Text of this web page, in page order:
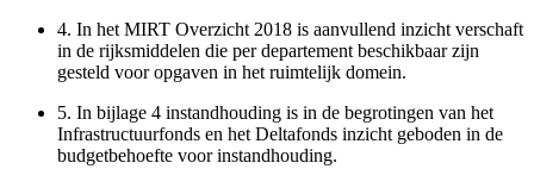
4. In het MIRT Overzicht 2018 is aanvullend inzicht verschaft
in de rijksmiddelen die per departement beschikbaar zijn
gesteld voor opgaven in het ruimtelijk domein.
5. In bijlage 4 instandhouding is in de begrotingen van het
Infrastructuurfonds en het Deltafonds inzicht geboden in de
budgetbehoefte voor instandhouding.